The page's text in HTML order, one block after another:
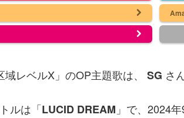
レベルX」のOP主題歌は、 SG さ
ルは「LUCID DREAM 」で、2024